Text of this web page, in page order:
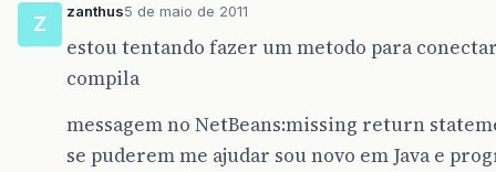
Z
zanthus5 de maio de 2011
estou tentando fazer um metodo para conectar
compila
messagem no NetBeans:missing return
se puderem me ajudar sou novo em Java e